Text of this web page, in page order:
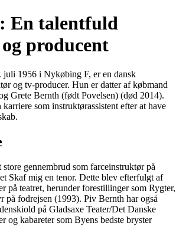
En talentfuld
producent
juli 1956 i Nykøbing F, er en dansk
og tv-producer. Hun er datter af købmand
Grete Bernth (født Povelsen) (død 2014).
som instruktørassistent efter at have
gennembrud som farceinstruktør på
Skaf mig en tenor. Dette blev efterfulgt af
på teatret, herunder forestillinger som Rygter,
på fodrejsen (1993). Piv Bernth har også
på Gladsaxe Teater/Det Danske
og kabareter som Byens bedste bryster